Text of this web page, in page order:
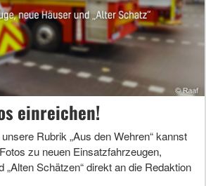
einreichen!
Rubrik „Aus den Wehren“ kannst
zu neuen Einsatzfahrzeugen,
„Alten Schätzen“ direkt an die Redaktion